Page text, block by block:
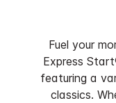
Fuel your
Express
featuring a
classics.